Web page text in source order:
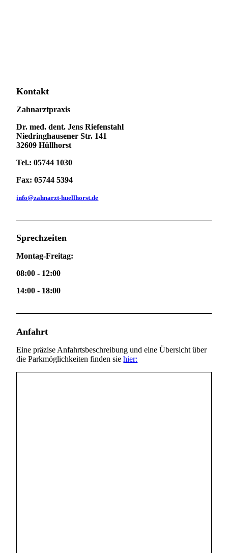
Kontakt
Zahnarztpraxis
Dr. med. dent. Jens Riefenstahl
Niedringhausener Str. 141
32609 Hüllhorst
Tel.: 05744 1030
Fax: 05744 5394
info@zahnarzt-huellhorst.de
Sprechzeiten
Montag-Freitag:
08:00 - 12:00
14:00 - 18:00
Anfahrt
Eine präzise Anfahrtsbeschreibung und eine Übersicht über
die Parkmöglichkeiten finden siehier: